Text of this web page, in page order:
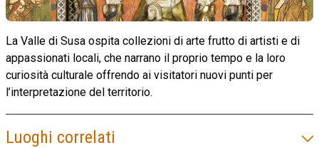
La Valle di Susa ospita collezioni di arte frutto di artisti e di
appassionati locali, che narrano il proprio tempo e la loro
curiosità culturale offrendo ai visitatori nuovi punti per
l’interpretazione del territorio.
Luoghi correlati